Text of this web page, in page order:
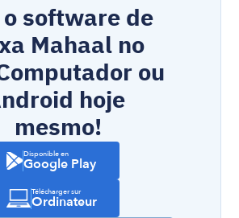
o software de
Mahaal no
ou
hoje
mesmo!
Disponible en
Google Play
Télécharger sur
Ordinateur